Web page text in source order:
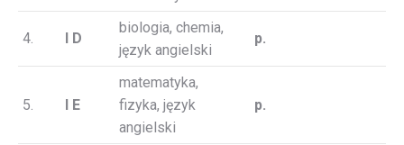
4. I D
biologia, chemia,
język angielski
p.
5. I E
matematyka,
fizyka, język
angielski
p.